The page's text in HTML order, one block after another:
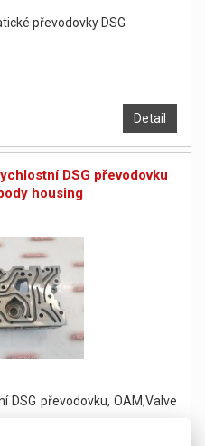
převodovky DSG
Detail
DSG převodovku
housing
DSG převodovku, OAM,Valve